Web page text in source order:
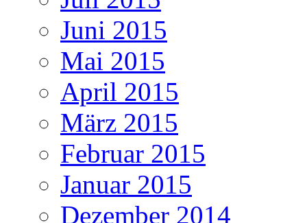
Juni 2015
Mai 2015
April 2015
März 2015
Februar 2015
Januar 2015
Dezember 2014